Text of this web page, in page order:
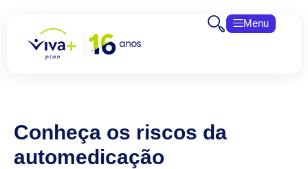
Menu
Conheça os riscos da
automedicação